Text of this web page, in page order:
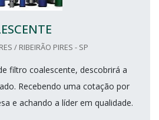
/ RIBEIRÃO PIRES - SP
filtro coalescente, descobrirá a
Recebendo uma cotação por
e achando a líder em qualidade.